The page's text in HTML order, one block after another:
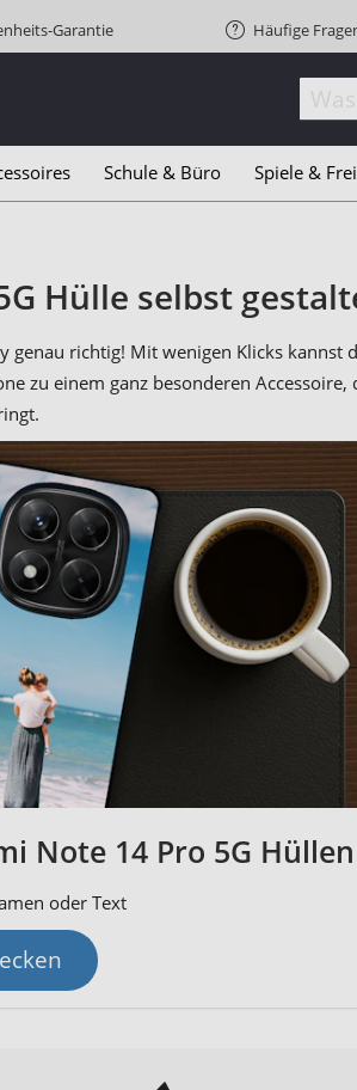
Garantie Häufige
Schule & Büro Spiele &
Hülle selbst
richtig! Mit wenigen Klicks
zu einem ganz besonderen
Note 14 Pro 5G Hüllen
oder Text